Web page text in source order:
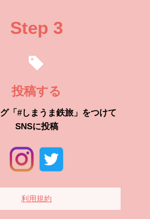
Step 3
投稿する
「#しまうま鉄旅」をつけて
SNSに投稿
利用規約